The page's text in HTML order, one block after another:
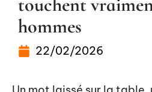
hommes
22/02/2026